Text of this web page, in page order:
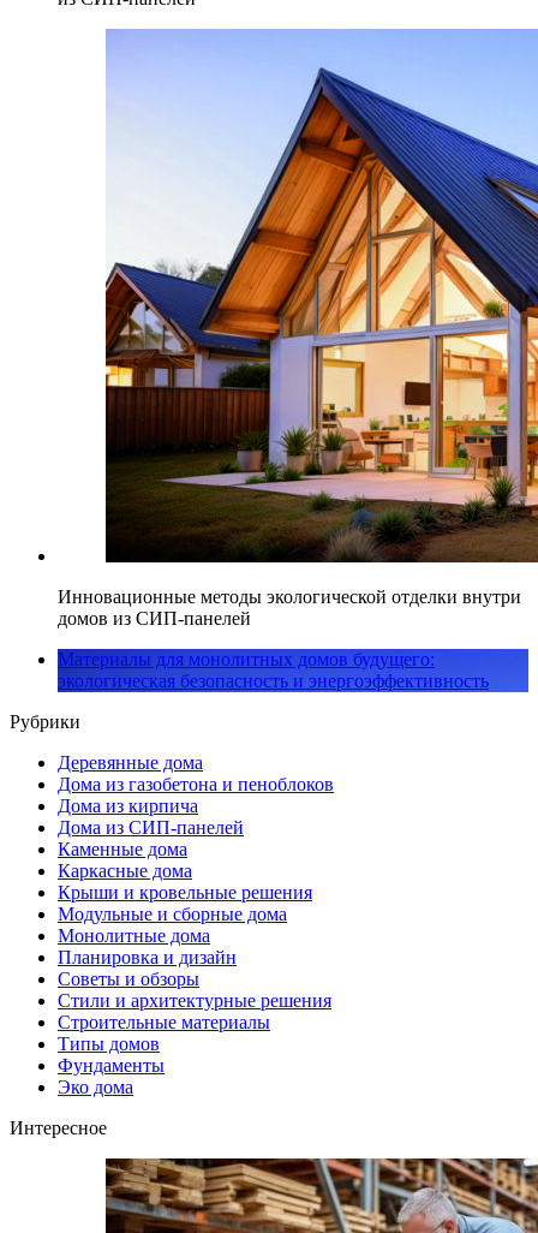
Инновационные методы экологической отделки внутри
домов из СИП-панелей
Материалы для монолитных домов будущего:
экологическая безопасность и энергоэффективность
Рубрики
Деревянные дома
Дома из газобетона и пеноблоков
Дома из кирпича
Дома из СИП-панелей
Каменные дома
Каркасные дома
Крыши и кровельные решения
Модульные и сборные дома
Монолитные дома
Планировка и дизайн
Советы и обзоры
Стили и архитектурные решения
Строительные материалы
Типы домов
Фундаменты
Эко дома
Интересное